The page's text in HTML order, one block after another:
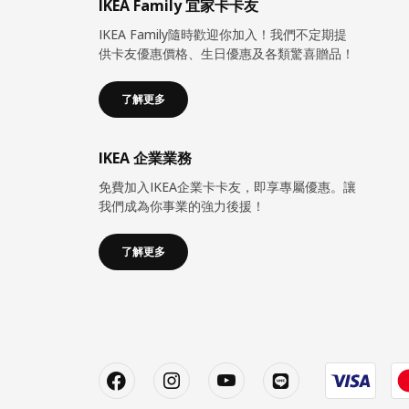
IKEA Family 宜家卡卡友
IKEA Family隨時歡迎你加入！我們不定期提
供卡友優惠價格、生日優惠及各類驚喜贈品！
了解更多
IKEA 企業業務
免費加入IKEA企業卡卡友，即享專屬優惠。讓
我們成為你事業的強力後援！
了解更多